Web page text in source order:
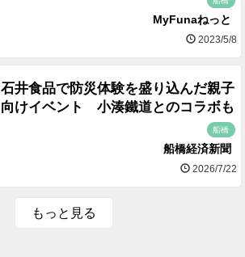
MyFunaねっと
2023/5/8
石井食品で防災体験を盛り込んだ親子
向けイベント 小湊鐵道とのコラボも
船橋
船橋経済新聞
2026/7/22
もっと見る